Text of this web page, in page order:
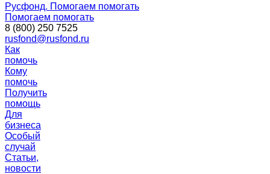
Русфонд. Помогаем помогать
Помогаем помогать
8 (800) 250 7525
rusfond@rusfond.ru
Как
помочь
Кому
помочь
Получить
помощь
Для
бизнеса
Особый
случай
Статьи,
новости